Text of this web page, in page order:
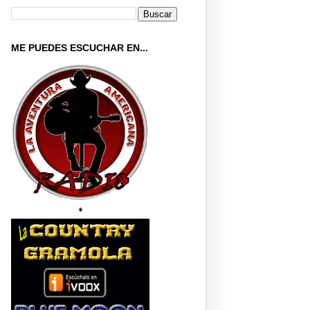
ME PUEDES ESCUCHAR EN...
*